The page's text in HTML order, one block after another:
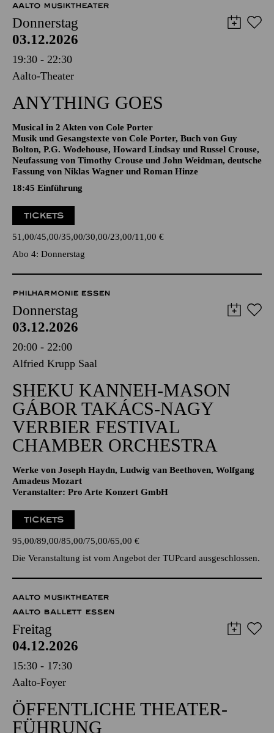
12,00€
AALTO MUSIKTHEATER
Donnerstag
03.12.2026
19:30 - 22:30
ANYTHING GOES
Musical in 2 Akten von Cole Porter
Musik und Gesangstexte von Cole Porter, Buch von Guy
Bolton, P.G. Wodehouse, Howard Lindsay und Russel Crouse,
Fassung von Niklas Wagner und Roman Hinze
18:45 Einführung
TICKETS
51,00 45,00 35,00 30,00 23,00 11,00€
Abo 4: Donnerstag
PHILHARMONIE ESSEN
Donnerstag
03.12.2026
20:00 - 22:00
Alfried Krupp Saal
SHEKU KANNEH-MASON
GÁBOR TAKÁCS-NAGY
VERBIER FESTIVAL
CHAMBER ORCHESTRA
Amadeus Mozart
Veranstalter: Pro Arte Konzert GmbH
TICKETS
95,00 89,00 85,00 75,00 65,00€
Die Veranstaltung ist vom Angebot der TUPcard ausgeschlossen.
AALTO MUSIKTHEATER
AALTO BALLETT ESSEN
Freitag
04.12.2026
15:30 - 17:30
Aalto-Foyer